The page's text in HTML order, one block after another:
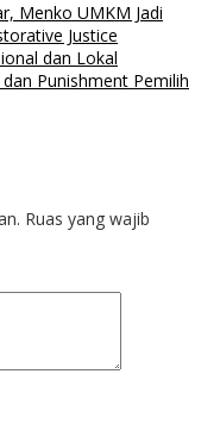
Menko UMKM Jadi
Justice
dan Lokal
Punishment Pemilih
Ruas yang wajib